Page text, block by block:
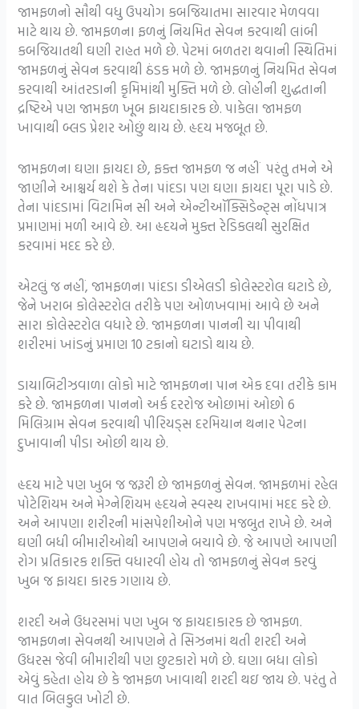
જામફળનો સૌથી વધુ ઉપયોગ કબજિયાતમા સારવાર મેળવવા
માટે થાય છે. જામફળના ફળનું નિયમિત સેવન કરવાથી લાંબી
કબજિયાતથી ઘણી રાહત મળે છે. પેટમાં બળતરા થવાની સ્થિતિમાં
જામફળનું સેવન કરવાથી ઠંડક મળે છે. જામફળનું નિયમિત સેવન
કરવાથી આંતરડાની કૃમિમાંથી મુક્તિ મળે છે. લોહીની શુદ્ધતાની
દ્રષ્ટિએ પણ જામફળ ખૂબ ફાયદાકારક છે. પાકેલા જામફળ
ખાવાથી બ્લડ પ્રેશર ઓછું થાય છે. હૃદય મજબૂત છે.
જામફળના ઘણા ફાયદા છે, ફક્ત જામફળ જ નહીં પરંતુ તમને એ
જાણીને આશ્ચર્ય થશે કે તેના પાંદડા પણ ઘણા ફાયદા પૂરા પાડે છે.
તેના પાંદડામાં વિટામિન સી અને એન્ટીઑક્સિડેન્ટ્સ નોંધપાત્ર
પ્રમાણમાં મળી આવે છે. આ હૃદયને મુક્ત રેડિકલથી સુરક્ષિત
કરવામાં મદદ કરે છે.
એટલું જ નહીં, જામફળના પાંદડા ડીએલડી કોલેસ્ટરોલ ઘટાડે છે,
જેને ખરાબ કોલેસ્ટરોલ તરીકે પણ ઓળખવામાં આવે છે અને
સારા કોલેસ્ટરોલ વધારે છે. જામફળના પાનની ચા પીવાથી
શરીરમાં ખાંડનું પ્રમાણ 10 ટકાનો ઘટાડો થાય છે.
ડાયાબિટીઝવાળા લોકો માટે જામફળના પાન એક દવા તરીકે કામ
કરે છે. જામફળના પાનનો અર્ક દરરોજ ઓછામાં ઓછો 6
મિલિગ્રામ સેવન કરવાથી પીરિયડ્સ દરમિયાન થનાર પેટના
દુખાવાની પીડા ઓછી થાય છે.
હૃદય માટે પણ ખુબ જ જરૂરી છે જામફળનું સેવન. જામફળમાં રહેલ
પોટેશિયમ અને મેગ્નેશિયમ હૃદયને સ્વસ્થ રાખવામાં મદદ કરે છે.
અને આપણા શરીરની માંસપેશીઓને પણ મજબુત રાખે છે. અને
ઘણી બધી બીમારીઓથી આપણને બચાવે છે. જે આપણે આપણી
રોગ પ્રતિકારક શક્તિ વધારવી હોય તો જામફળનું સેવન કરવું
ખુબ જ ફાયદા કારક ગણાય છે.
શરદી અને ઉધરસમાં પણ ખુબ જ ફાયદાકારક છે જામફળ.
જામફળના સેવનથી આપણને તે સિઝનમાં થતી શરદી અને
ઉધરસ જેવી બીમારીથી પણ છુટકારો મળે છે. ઘણા બધા લોકો
એવું કહેતા હોય છે કે જામફળ ખાવાથી શરદી થઇ જાય છે. પરંતુ તે
વાત બિલકુલ ખોટી છે.